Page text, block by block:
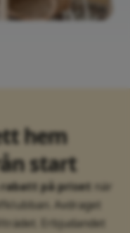
hem
start
rabatt på priset när
Avdraget
Erbjudandet